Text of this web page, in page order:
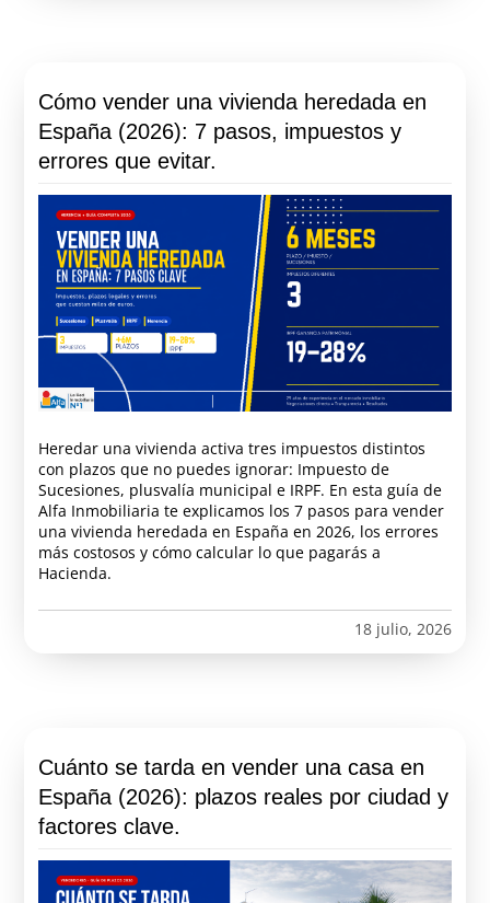
Cómo vender una vivienda heredada en
España (2026): 7 pasos, impuestos y
errores que evitar.
Heredar una vivienda activa tres impuestos distintos
con plazos que no puedes ignorar: Impuesto de
Sucesiones, plusvalía municipal e IRPF. En esta guía de
Alfa Inmobiliaria te explicamos los 7 pasos para vender
una vivienda heredada en España en 2026, los errores
más costosos y cómo calcular lo que pagarás a
Hacienda.
18 julio, 2026
Cuánto se tarda en vender una casa en
España (2026): plazos reales por ciudad y
factores clave.